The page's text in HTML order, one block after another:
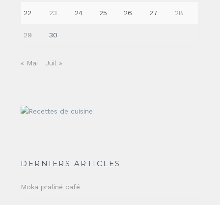
22 23 24 25 26 27 28
29 30
« Mai Juil »
DERNIERS ARTICLES
Moka praliné café